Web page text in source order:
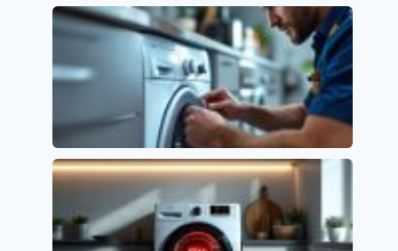
Lavavajillas Candy: Soluciona el Error E2
fácilmente
Códigos de error y su significado
Cómo resolver el error F15 en lavavajillas
Indesit
Códigos de error y su significado